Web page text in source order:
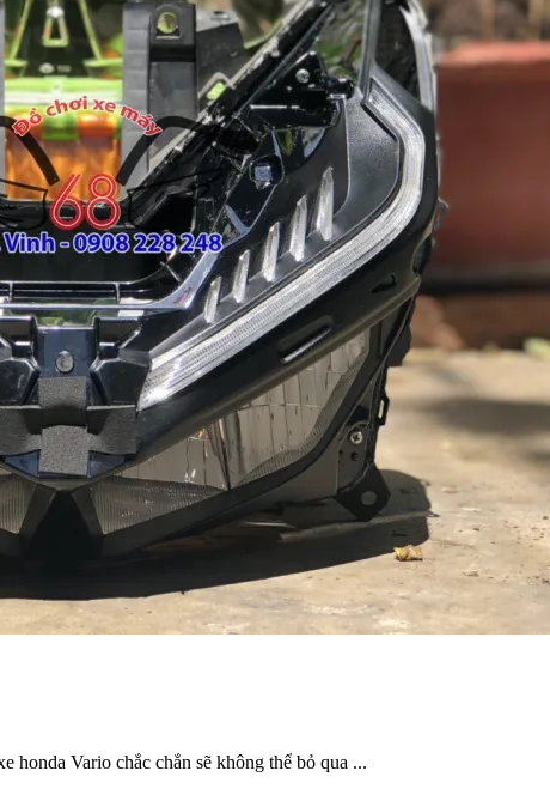
honda Vario chắc chắn sẽ không thể bỏ qua ...